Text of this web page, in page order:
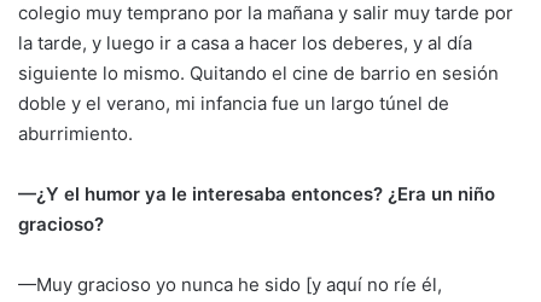
colegio muy temprano por la mañana y salir muy tarde por
la tarde, y luego ir a casa a hacer los deberes, y al día
siguiente lo mismo. Quitando el cine de barrio en sesión
doble y el verano, mi infancia fue un largo túnel de
aburrimiento.
—¿Y el humor ya le interesaba entonces? ¿Era un niño
gracioso?
—Muy gracioso yo nunca he sido [y aquí no ríe él,